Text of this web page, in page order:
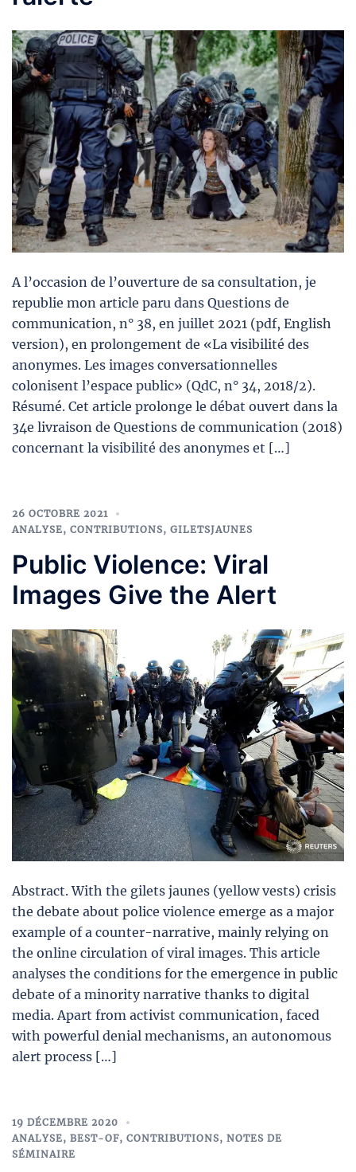
A l’occasion de l’ouverture de sa consultation, je
republie mon article paru dans Questions de
communication, n° 38, en juillet 2021 (pdf, English
version), en prolongement de «La visibilité des
anonymes‪. Les images conversationnelles
colonisent l’espace public» (QdC, n° 34, 2018/2).
Résumé. Cet article prolonge le débat ouvert dans la
34e livraison de Questions de communication (2018)
concernant la visibilité des anonymes et […]
26 OCTOBRE 2021
ANALYSE, CONTRIBUTIONS, GILETSJAUNES
Public Violence: Viral
Images Give the Alert
Abstract. With the gilets jaunes (yellow vests) crisis
the debate about police violence emerge as a major
example of a counter-narrative, mainly relying on
the online circulation of viral images. This article
analyses the conditions for the emergence in public
debate of a minority narrative thanks to digital
media. Apart from activist communication, faced
with powerful denial mechanisms, an autonomous
alert process […]
19 DÉCEMBRE 2020
ANALYSE, BEST-OF, CONTRIBUTIONS, NOTES DE
SÉMINAIRE